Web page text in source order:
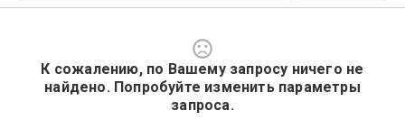
К сожалению, по Вашему запросу ничего не
найдено. Попробуйте изменить параметры
запроса.